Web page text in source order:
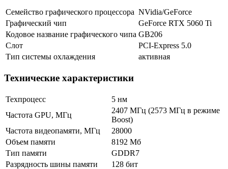
Семейство графического процессора NVidia/GeForce
Графический чип
GeForce RTX 5060 Ti
Кодовое название графического чипа GB206
Слот
PCI-Express 5.0
Тип системы охлаждения
активная
Технические характеристики
Техпроцесс
5 нм
Частота GPU, МГц
2407 МГц (2573 МГц в режиме
Boost)
Частота видеопамяти, МГц
28000
Объем памяти
8192 Мб
Тип памяти
GDDR7
Разрядность шины памяти
128 бит